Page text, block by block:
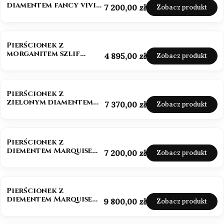
diamentem fancy vivid Cena
7 200,00 zł Zobacz produkt
Pierścionek z
morganitem szlif
Cena
4 895,00 zł Zobacz produkt
Pierścionek z
zielonym diamentem
Cena
7 370,00 zł Zobacz produkt
Pierścionek z
diementem Marquise
Cena
7 200,00 zł Zobacz produkt
Pierścionek z
diementem Marquise
Cena
9 800,00 zł Zobacz produkt